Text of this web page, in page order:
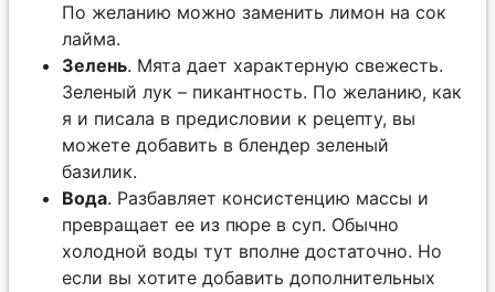
По желанию можно заменить лимон на сок
лайма.
Зелень. Мята дает характерную свежесть.
Зеленый лук – пикантность. По желанию, как
я и писала в предисловии к рецепту, вы
можете добавить в блендер зеленый
базилик.
Вода. Разбавляет консистенцию массы и
превращает ее из пюре в суп. Обычно
холодной воды тут вполне достаточно. Но
если вы хотите добавить дополнительных